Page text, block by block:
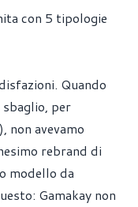
con 5 tipologie
Quando
per
non avevamo
rebrand di
modello da
Gamakay non